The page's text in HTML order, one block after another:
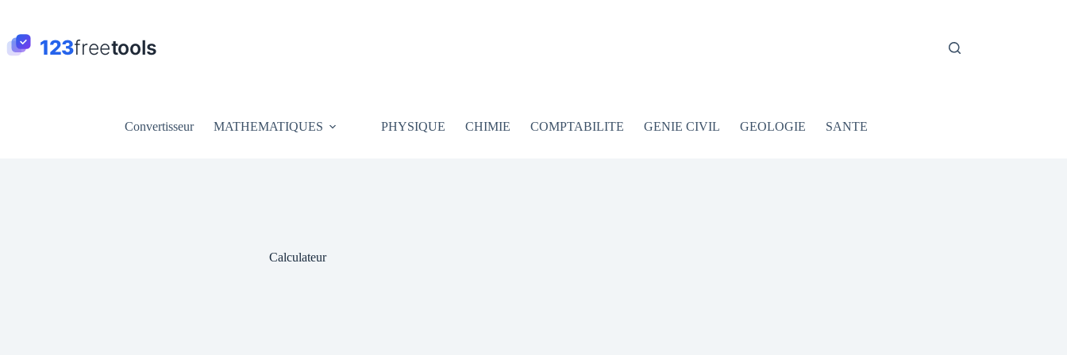
contenu
Convertisseur MATHEMATIQUES PHYSIQUE CHIMIE COMPTABILITE GENIE CIVIL GEOLOGIE SANTE
Calculateur